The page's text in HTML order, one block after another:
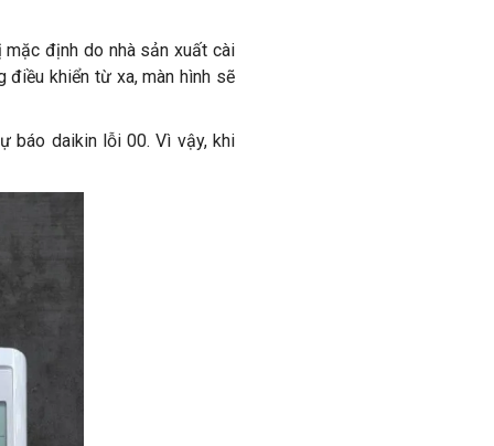
định do nhà sản xuất cài
khiển từ xa, màn hình sẽ
báo daikin lỗi 00. Vì vậy, khi